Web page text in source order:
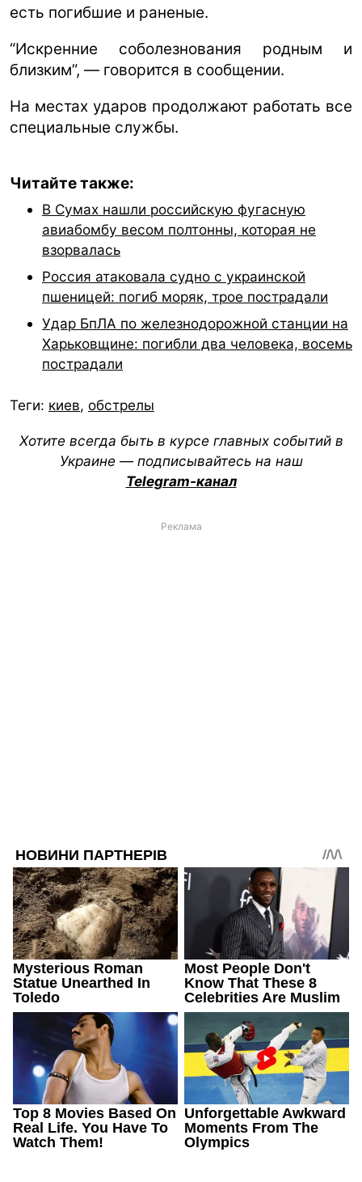
есть погибшие и раненые.
“Искренние соболезнования родным и
близким”, — говорится в сообщении.
На местах ударов продолжают работать все
специальные службы.
Читайте также:
В Сумах нашли российскую фугасную
авиабомбу весом полтонны, которая не
взорвалась
Россия атаковала судно с украинской
пшеницей: погиб моряк, трое пострадали
Удар БпЛА по железнодорожной станции на
Харьковщине: погибли два человека, восемь
пострадали
Теги: киев, обстрелы
Хотите всегда быть в курсе главных событий в
Украине — подписывайтесь на наш
Telegram-канал
Реклама